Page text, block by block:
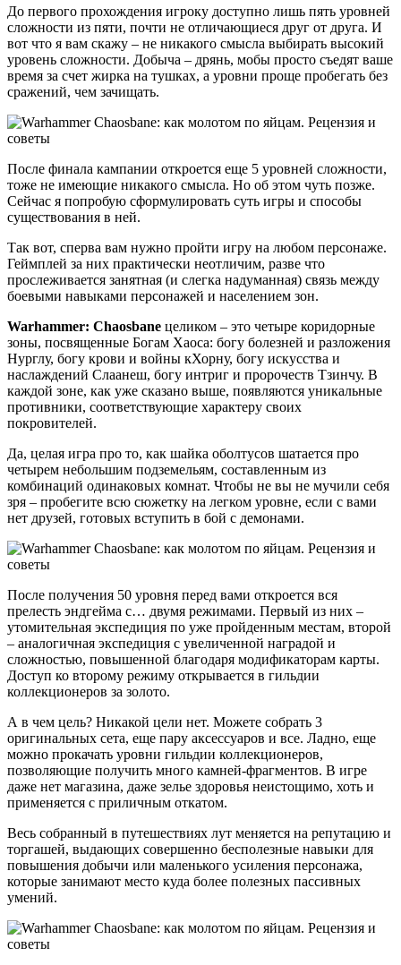
До первого прохождения игроку доступно лишь пять уровней
сложности из пяти, почти не отличающиеся друг от друга. И
вот что я вам скажу – не никакого смысла выбирать высокий
уровень сложности. Добыча – дрянь, мобы просто съедят ваше
время за счет жирка на тушках, а уровни проще пробегать без
сражений, чем зачищать.
После финала кампании откроется еще 5 уровней сложности,
тоже не имеющие никакого смысла. Но об этом чуть позже.
Сейчас я попробую сформулировать суть игры и способы
существования в ней.
Так вот, сперва вам нужно пройти игру на любом персонаже.
Геймплей за них практически неотличим, разве что
прослеживается занятная (и слегка надуманная) связь между
боевыми навыками персонажей и населением зон.
Warhammer: Chaosbane целиком – это четыре коридорные
зоны, посвященные Богам Хаоса: богу болезней и разложения
Нурглу, богу крови и войны кХорну, богу искусства и
наслаждений Слаанеш, богу интриг и пророчеств Тзинчу. В
каждой зоне, как уже сказано выше, появляются уникальные
противники, соответствующие характеру своих
покровителей.
Да, целая игра про то, как шайка оболтусов шатается про
четырем небольшим подземельям, составленным из
комбинаций одинаковых комнат. Чтобы не вы не мучили себя
зря – пробегите всю сюжетку на легком уровне, если с вами
нет друзей, готовых вступить в бой с демонами.
После получения 50 уровня перед вами откроется вся
прелесть эндгейма с… двумя режимами. Первый из них –
утомительная экспедиция по уже пройденным местам, второй
– аналогичная экспедиция с увеличенной наградой и
сложностью, повышенной благодаря модификаторам карты.
Доступ ко второму режиму открывается в гильдии
коллекционеров за золото.
А в чем цель? Никакой цели нет. Можете собрать 3
оригинальных сета, еще пару аксессуаров и все. Ладно, еще
можно прокачать уровни гильдии коллекционеров,
позволяющие получить много камней-фрагментов. В игре
даже нет магазина, даже зелье здоровья неистощимо, хоть и
применяется с приличным откатом.
Весь собранный в путешествиях лут меняется на репутацию и
торгашей, выдающих совершенно бесполезные навыки для
повышения добычи или маленького усиления персонажа,
которые занимают место куда более полезных пассивных
умений.